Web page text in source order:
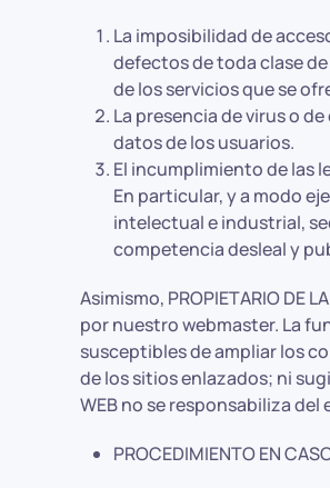
La imposibilidad de
defectos de toda clase
de los servicios que se
La presencia de virus o
datos de los usuarios.
El incumplimiento de las
En particular, y a modo
intelectual e industrial,
competencia desleal y
Asimismo, PROPIETARIO
por nuestro webmaster. La
susceptibles de ampliar los
de los sitios enlazados; ni
WEB no se responsabiliza
PROCEDIMIENTO EN